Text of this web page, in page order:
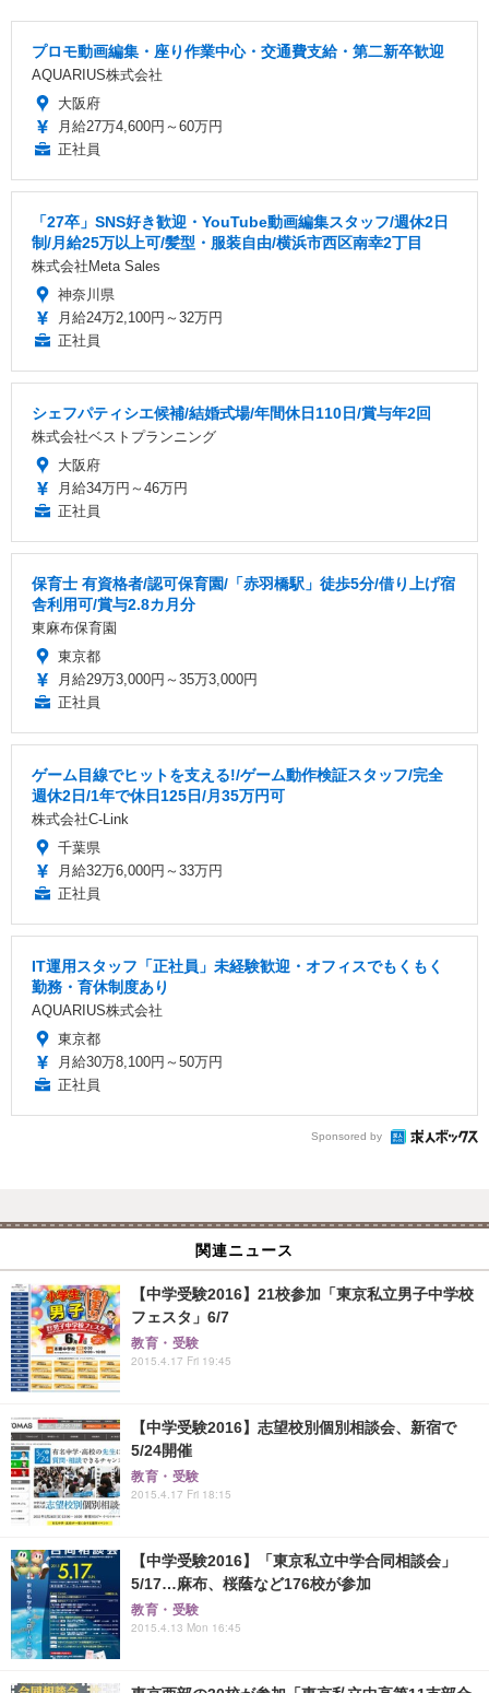
プロモ動画編集・座り作業中心・交通費支給・第二新卒歓迎
AQUARIUS株式会社
大阪府
月給27万4,600円～60万円
正社員
「27卒」SNS好き歓迎・YouTube動画編集スタッフ/週休2日
制/月給25万以上可/髪型・服装自由/横浜市西区南幸2丁目
株式会社Meta Sales
神奈川県
月給24万2,100円～32万円
正社員
シェフパティシエ候補/結婚式場/年間休日110日/賞与年2回
株式会社ベストプランニング
大阪府
月給34万円～46万円
正社員
保育士 有資格者/認可保育園/「赤羽橋駅」徒歩5分/借り上げ宿
舎利用可/賞与2.8カ月分
東麻布保育園
東京都
月給29万3,000円～35万3,000円
正社員
ゲーム目線でヒットを支える!/ゲーム動作検証スタッフ/完全
週休2日/1年で休日125日/月35万円可
株式会社C-Link
千葉県
月給32万6,000円～33万円
正社員
IT運用スタッフ「正社員」未経験歓迎・オフィスでもくもく
勤務・育休制度あり
AQUARIUS株式会社
東京都
月給30万8,100円～50万円
正社員
Sponsored by
関連ニュース
【中学受験2016】21校参加「東京私立男子中学校
フェスタ」6/7
教育・受験
2015.4.17 Fri 19:45
【中学受験2016】志望校別個別相談会、新宿で
5/24開催
教育・受験
2015.4.17 Fri 18:15
【中学受験2016】「東京私立中学合同相談会」
5/17…麻布、桜蔭など176校が参加
教育・受験
2015.4.13 Mon 16:45